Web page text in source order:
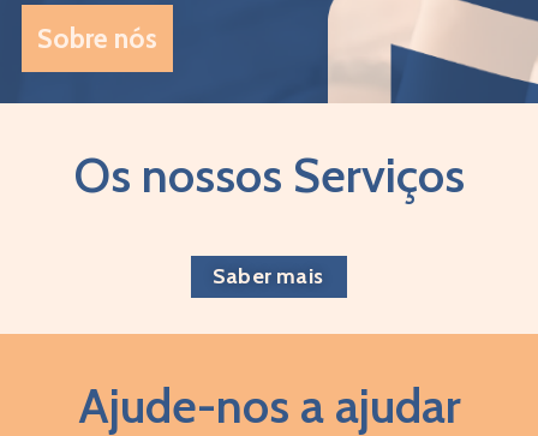
Sobre nós
Os nossos Serviços
Saber mais
Ajude-nos a ajudar